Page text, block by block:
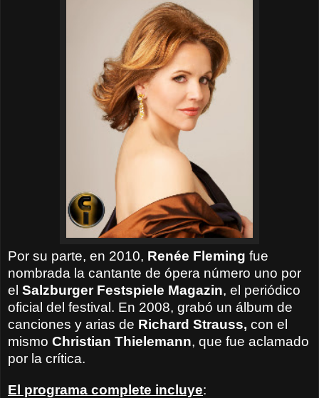
Por su parte, en 2010, Renée Fleming fue
nombrada la cantante de ópera número uno por
el Salzburger Festspiele Magazin, el periódico
oficial del festival. En 2008, grabó un álbum de
canciones y arias de Richard Strauss, con el
mismo Christian Thielemann, que fue aclamado
por la crítica.
El programa complete incluye: